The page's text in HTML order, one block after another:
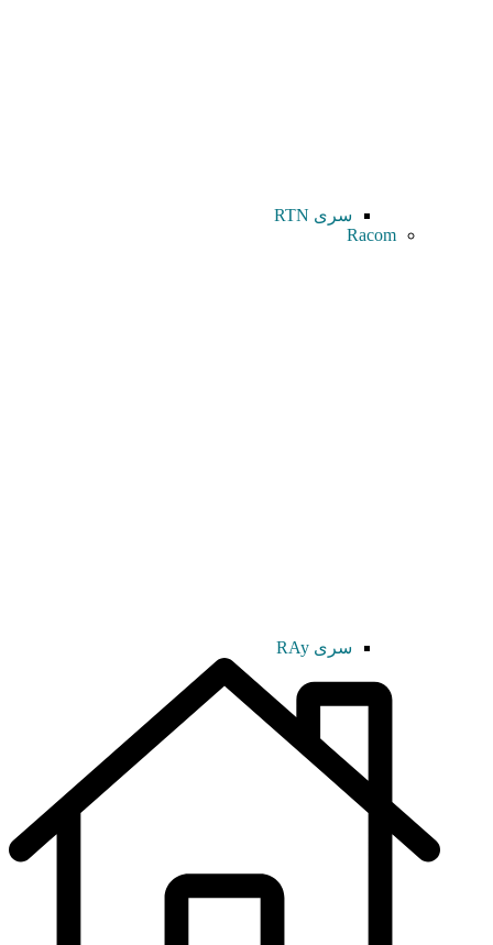
سری RTN
Racom
سری RAy